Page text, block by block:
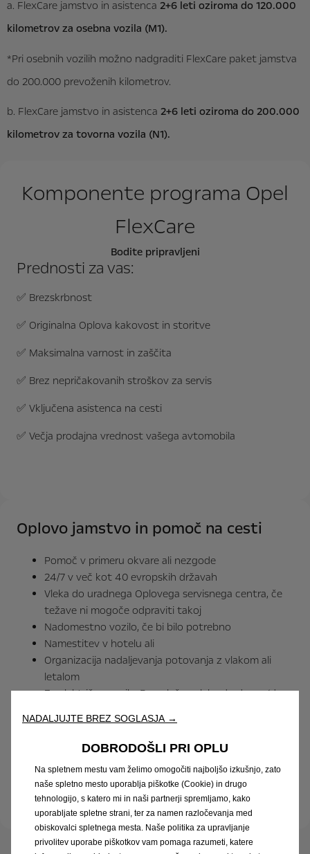
a. FlexCare jamstvo in asistenca 2+6 leti oziroma do 120.000
kilometrov za osebna vozila (M1).
*Pri osebnih vozilih možno nadgraditi FlexCare paket jamstva
do 200.000 prevoženih kilometrov.
b. FlexCare jamstvo in asistenca 2+6 leti oziroma do 200.000
kilometrov za tovorna vozila (N1).
Komponente programa Opel
FlexCare
Bodite pripravljeni
Prednosti za vas:
✅ Brezskrbnost
✅ Originalna Oplova kakovost in storitve
✅ Maksimalna varnost in zaščita
✅ Brez nepričakovanih stroškov za servis
✅ Vključena asistenca na cesti
✅ Večja prodajna vrednost vašega avtomobila
Oplovo jamstvo in pomoč na cesti
Pomoč v primeru okvare ali nezgode
24/7 v več kot 40 evropskih državah
Vleka do uradnega Oplovega servisnega centra, če
težave ni mogoče odpraviti takoj
Nadomestno vozilo, če bi bilo potrebno
Namestitev v hotelu ali
Organizacija nadaljevanja potovanja z vlakom ali
letalom
Za električna vozila; Brezplačna vleka do doma (do
Po poteku dvoletnega jamstva proizvajalca se Opel
FlexCare jamstvo in asistenca nadaljuje glede na
Krije vse nadaljnje stroške popravil pod enakimi
pogoji
NADALJUJTE BREZ SOGLASJA →
DOBRODOŠLI PRI OPLU
Na spletnem mestu vam želimo omogočiti najboljšo izkušnjo, zato
naše spletno mesto uporablja piškotke (Cookie) in drugo
tehnologijo, s katero mi in naši partnerji spremljamo, kako
uporabljate spletne strani, ter za namen razločevanja med
obiskovalci spletnega mesta. Naše politika za upravljanje
privolitev uporabe piškotkov vam pomaga razumeti, katere